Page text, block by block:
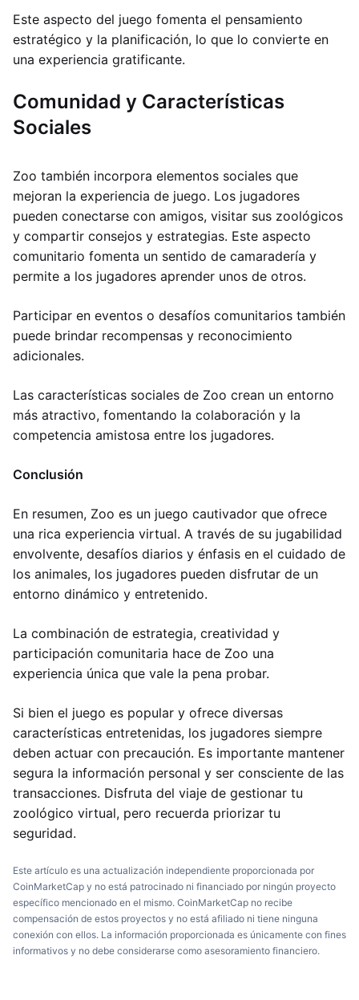
Este aspecto del juego fomenta el pensamiento
estratégico y la planificación, lo que lo convierte en
una experiencia gratificante.
Comunidad y Características
Sociales
Zoo también incorpora elementos sociales que
mejoran la experiencia de juego. Los jugadores
pueden conectarse con amigos, visitar sus zoológicos
y compartir consejos y estrategias. Este aspecto
comunitario fomenta un sentido de camaradería y
permite a los jugadores aprender unos de otros.
Participar en eventos o desafíos comunitarios también
puede brindar recompensas y reconocimiento
adicionales.
Las características sociales de Zoo crean un entorno
más atractivo, fomentando la colaboración y la
competencia amistosa entre los jugadores.
Conclusión
En resumen, Zoo es un juego cautivador que ofrece
una rica experiencia virtual. A través de su jugabilidad
envolvente, desafíos diarios y énfasis en el cuidado de
los animales, los jugadores pueden disfrutar de un
entorno dinámico y entretenido.
La combinación de estrategia, creatividad y
participación comunitaria hace de Zoo una
experiencia única que vale la pena probar.
Si bien el juego es popular y ofrece diversas
características entretenidas, los jugadores siempre
deben actuar con precaución. Es importante mantener
segura la información personal y ser consciente de las
transacciones. Disfruta del viaje de gestionar tu
zoológico virtual, pero recuerda priorizar tu
seguridad.
Este artículo es una actualización independiente proporcionada por
CoinMarketCap y no está patrocinado ni financiado por ningún proyecto
específico mencionado en el mismo. CoinMarketCap no recibe
compensación de estos proyectos y no está afiliado ni tiene ninguna
conexión con ellos. La información proporcionada es únicamente con fines
informativos y no debe considerarse como asesoramiento financiero.